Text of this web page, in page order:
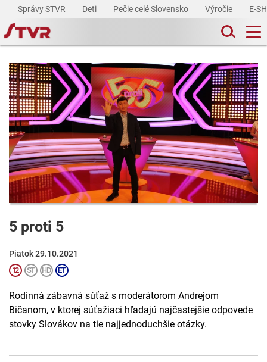
Správy STVR Deti Pečie celé Slovensko Výročie E-
5 proti 5
Piatok 29.10.2021
Rodinná zábavná súťaž s moderátorom Andrejom
Bičanom, v ktorej súťažiaci hľadajú najčastejšie odpovede
stovky Slovákov na tie najjednoduchšie otázky.